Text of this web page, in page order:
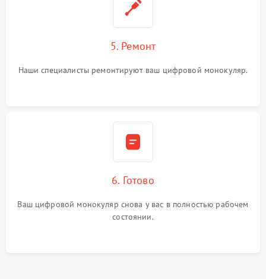
5. Ремонт
Наши специалисты ремонтируют ваш цифровой монокуляр.
6. Готово
Ваш цифровой монокуляр снова у вас в полностью рабочем
состоянии.